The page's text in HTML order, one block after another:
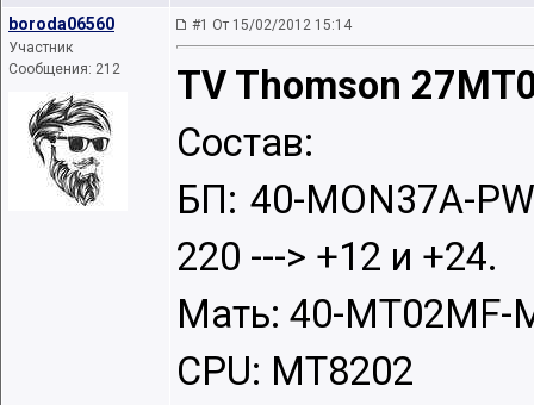
boroda06560
Участник
Сообщения: 212
#1 От 15/02/2012 15:14
TV Thomson
Состав:
БП: 40-MON37A-
220 ---> +12 и +24.
Мать: 40-MT02MF-
CPU: MT8202